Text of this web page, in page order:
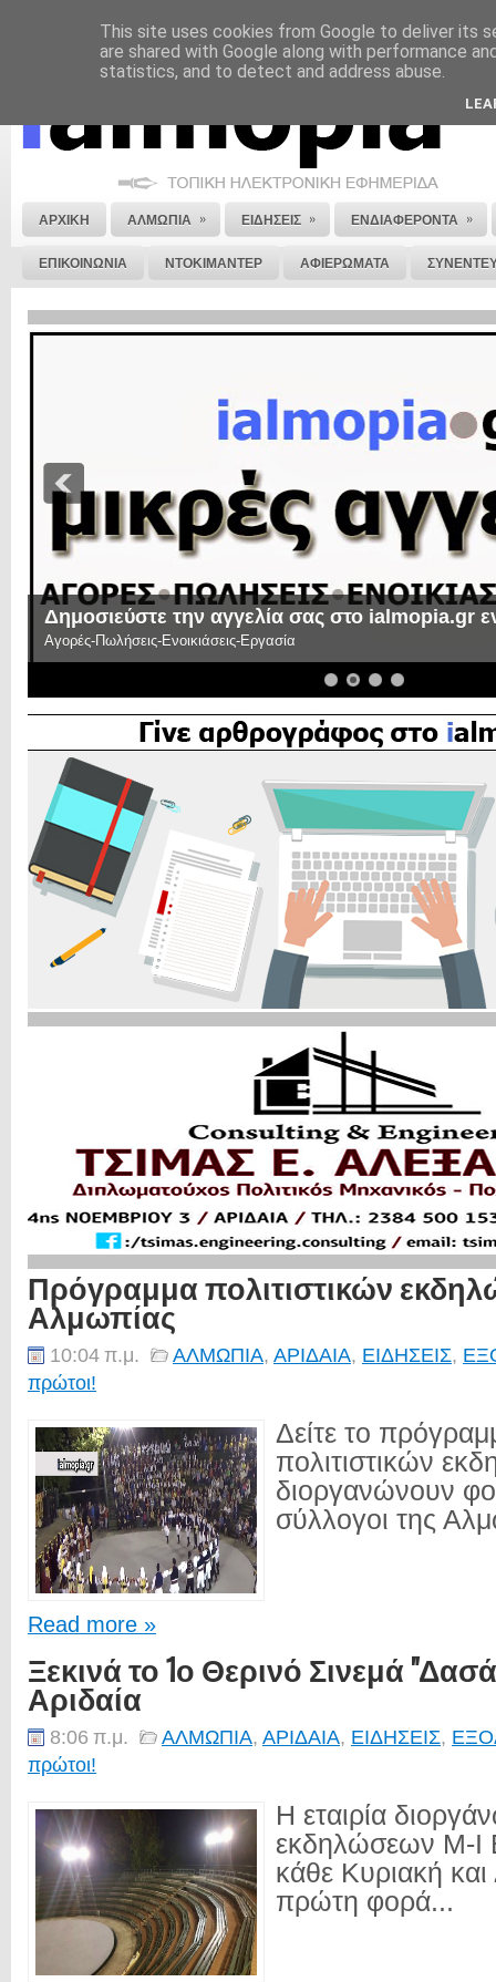
ΝΟΜΙΚΗ ΣΗΜΕΙΩΣΗ ΔΙΑΦΗΜΙΣΗ ΕΠΙΚΟΙΝΩΝΙΑ ΣΤΕΙΛΕ ΜΑΣ
ΑΡΧΙΚΗ ΑΛΜΩΠΙΑ » ΕΙΔΗΣΕΙΣ » ΕΝΔΙΑΦΕΡΟΝΤΑ »
ΕΠΙΚΟΙΝΩΝΙΑ ΝΤΟΚΙΜΑΝΤΕΡ ΑΦΙΕΡΩΜΑΤΑ
Δημοσιεύστε την αγγελία σας στο ialmopia.gr
Αγορές-Πωλήσεις-Ενοικιάσεις-Εργασία
Πρόγραμμα πολιτιστικών
Αλμωπίας
10:04 π.μ. ΑΛΜΩΠΙΑ, ΑΡΙΔΑΙΑ, ΕΙΔΗΣΕΙΣ,
πρώτοι!
Δείτε το
πολιτιστικών
διοργανώνουν
σύλλογοι της
Read more »
Ξεκινά το 1ο Θερινό Σινεμά
Αριδαία
8:06 π.μ. ΑΛΜΩΠΙΑ, ΑΡΙΔΑΙΑ, ΕΙΔΗΣΕΙΣ,
πρώτοι!
Η εταιρία
εκδηλώσεων M-I
κάθε Κυριακή και
πρώτη φορά...
This site uses cookies from Google to deliver its
are shared with Google along with performance
statistics, and to detect and address abuse.